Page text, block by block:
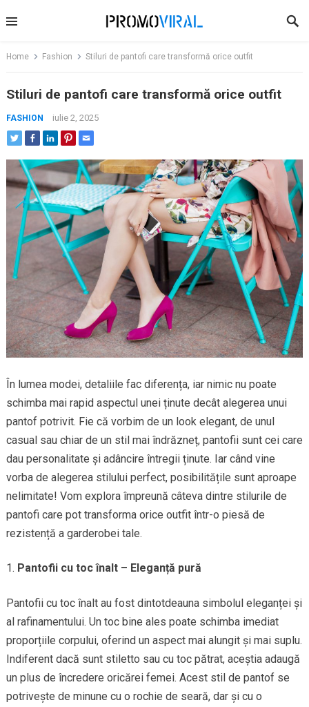
to
Home Fashion Stiluri de pantofi care transformă orice outfit
Stiluri de pantofi care transformă orice outfit
FASHION iulie 2, 2025
În lumea modei, detaliile fac diferența, iar nimic nu poate
schimba mai rapid aspectul unei ținute decât alegerea unui
pantof potrivit. Fie că vorbim de un look elegant, de unul
casual sau chiar de un stil mai îndrăzneț, pantofii sunt cei care
dau personalitate și adâncire întregii ținute. Iar când vine
vorba de alegerea stilului perfect, posibilitățile sunt aproape
nelimitate! Vom explora împreună câteva dintre stilurile de
pantofi care pot transforma orice outfit într-o piesă de
rezistență a garderobei tale.
Pantofii cu toc înalt – Eleganță pură
Pantofii cu toc înalt au fost dintotdeauna simbolul eleganței și
al rafinamentului. Un toc bine ales poate schimba imediat
proporțiile corpului, oferind un aspect mai alungit și mai suplu.
Indiferent dacă sunt stiletto sau cu toc pătrat, aceștia adaugă
un plus de încredere oricărei femei. Acest stil de pantof se
potrivește de minune cu o rochie de seară, dar și cu o